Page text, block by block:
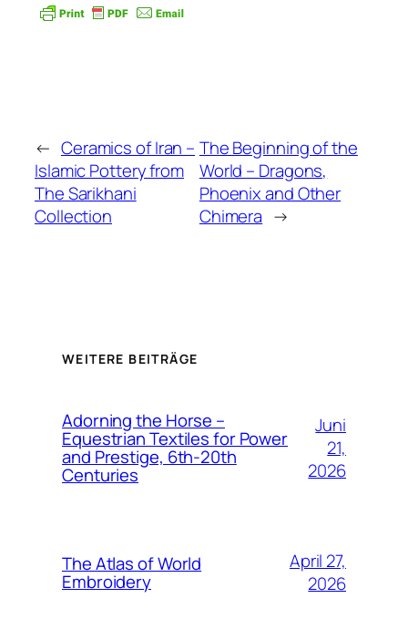
← Ceramics of Iran –
Islamic Pottery from
The Sarikhani
Collection
The Beginning of the
World – Dragons,
Phoenix and Other
Chimera →
WEITERE BEITRÄGE
Adorning the Horse –
Equestrian Textiles for Power
and Prestige, 6th-20th
Centuries
Juni
21,
2026
The Atlas of World
Embroidery
April 27,
2026